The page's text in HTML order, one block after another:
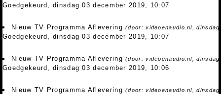
Goedgekeurd, dinsdag 03 december 2019, 10:07
Nieuw TV Programma Aflevering(door: videoenaudio.nl,
Goedgekeurd, dinsdag 03 december 2019, 10:07
Nieuw TV Programma Aflevering(door: videoenaudio.nl,
Goedgekeurd, dinsdag 03 december 2019, 10:06
Nieuw TV Programma Aflevering(door: videoenaudio.nl,